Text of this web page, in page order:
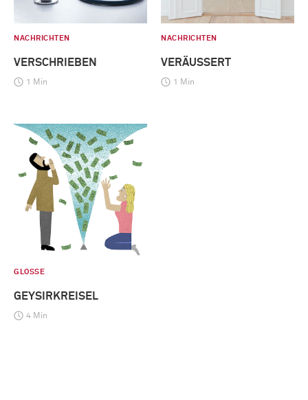
NACHRICHTEN
VERSCHRIEBEN
1 Min
NACHRICHTEN
VERÄUSSERT
1 Min
GLOSSE
GEYSIRKREISEL
4 Min